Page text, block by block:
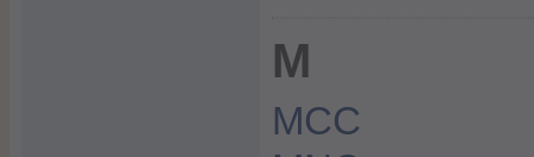
M
MCC